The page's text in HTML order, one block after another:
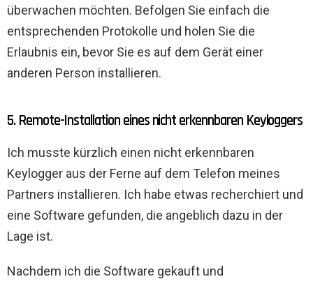
überwachen möchten. Befolgen Sie einfach die
entsprechenden Protokolle und holen Sie die
Erlaubnis ein, bevor Sie es auf dem Gerät einer
anderen Person installieren.
5. Remote-Installation eines nicht erkennbaren Keyloggers
Ich musste kürzlich einen nicht erkennbaren
Keylogger aus der Ferne auf dem Telefon meines
Partners installieren. Ich habe etwas recherchiert und
eine Software gefunden, die angeblich dazu in der
Lage ist.
Nachdem ich die Software gekauft und